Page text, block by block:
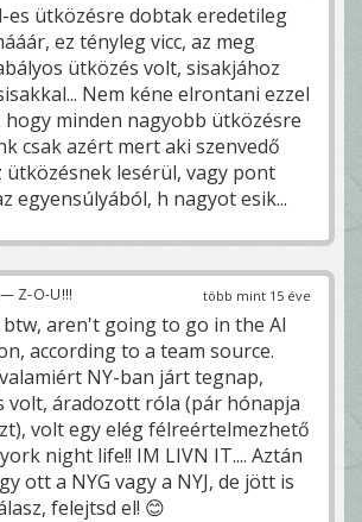
es ütközésre dobtak eredetileg
ez tényleg vicc, az meg
ütközés volt, sisakjához
Nem kéne elrontani ezzel
minden nagyobb ütközésre
csak azért mert aki szenvedő
ütközésnek lesérül, vagy pont
egyensúlyából, h nagyot esik...
több mint 15 éve
— Z-O-U!!!
btw, aren't going to go in the Al
according to a team source.
NY-ban járt tegnap,
volt, áradozott róla (pár hónapja
volt egy elég félreértelmezhető
night life!! IM LIVN IT.... Aztán
ott a NYG vagy a NYJ, de jött is
felejtsd el! 😊